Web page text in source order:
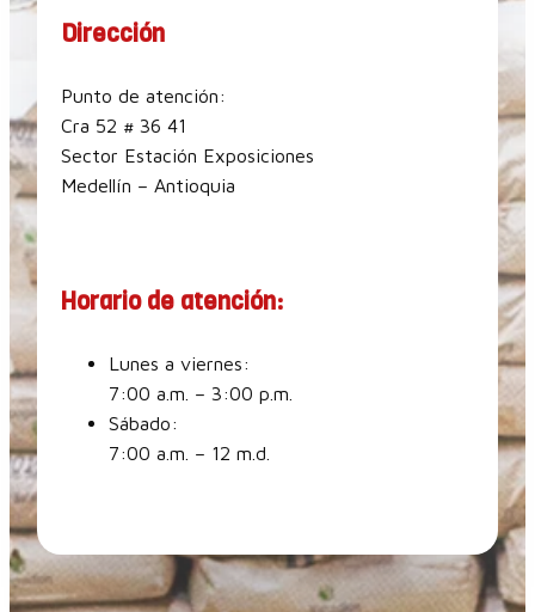
Dirección
Punto de atención:
Cra 52 # 36 41
Sector Estación Exposiciones
Medellín – Antioquia
Horario de atención:
Lunes a viernes:
7:00 a.m. – 3:00 p.m.
Sábado:
7:00 a.m. – 12 m.d.